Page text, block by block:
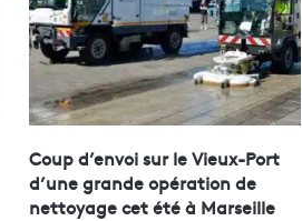
Coup d’envoi sur le Vieux-Port
d’une grande opération de
nettoyage cet été à Marseille